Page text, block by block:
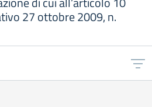
27 ottobre 2009, n.